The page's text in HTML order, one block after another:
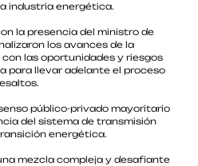
industria energética.
la presencia del ministro de
los avances de la
las oportunidades y riesgos
para llevar adelante el proceso
público-privado mayoritario
del sistema de transmisión
energética.
mezcla compleja y desafiante